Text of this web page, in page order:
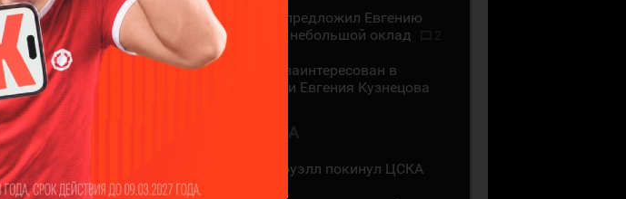
"Трактор" предложил Евгению
Кузнецову небольшой оклад
"Трактор" заинтересован в
подписании Евгения Кузнецова
2 АВГУСТА
Мак Холлоуэлл покинул ЦСКА